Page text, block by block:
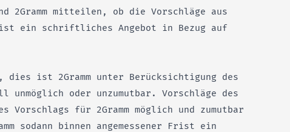
2Gramm mitteilen, ob die Vorschläge aus
ein schriftliches Angebot in Bezug auf
dies ist 2Gramm unter Berücksichtigung des
oder unzumutbar. Vorschläge des
Vorschlags für 2Gramm möglich und zumutbar
sodann binnen angemessener Frist ein